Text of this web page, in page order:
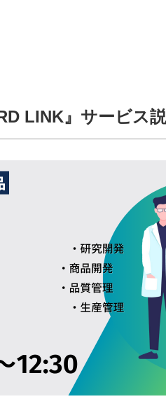
LINK』サービス